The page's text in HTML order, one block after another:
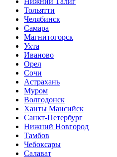
Тольятти
Челябинск
Самара
Магнитогорск
Ухта
Иваново
Орел
Сочи
Астрахань
Муром
Волгодонск
Ханты Мансийск
Санкт-Петербург
Нижний Новгород
Тамбов
Чебоксары
Салават